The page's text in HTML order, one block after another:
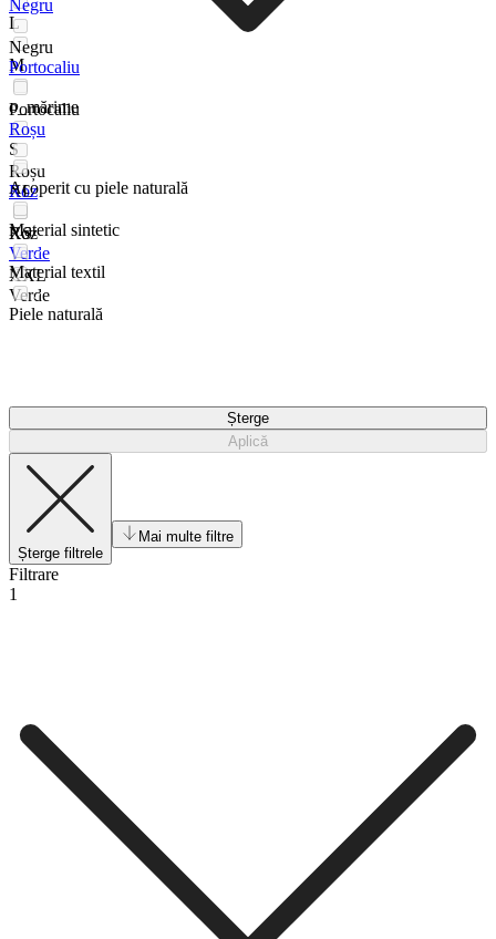
L
M
o_mărime
S
XL
XS
XXL
Negru
Negru
Portocaliu
Portocaliu
Roșu
Roșu
Roz
Roz
Verde
Verde
Acoperit cu piele naturală
Material sintetic
Material textil
Piele naturală
Șterge
Aplică
Șterge filtrele
Mai multe filtre
Filtrare
1